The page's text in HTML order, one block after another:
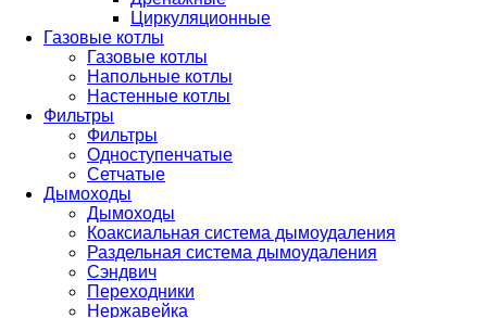
Циркуляционные
Газовые котлы
Газовые котлы
Напольные котлы
Настенные котлы
Фильтры
Фильтры
Одноступенчатые
Сетчатые
Дымоходы
Дымоходы
Коаксиальная система дымоудаления
Раздельная система дымоудаления
Сэндвич
Переходники
Нержавейка